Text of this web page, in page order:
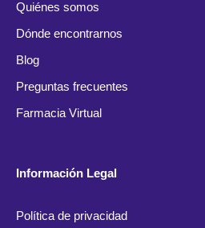
Quiénes somos
Dónde encontrarnos
Blog
Preguntas frecuentes
Farmacia Virtual
Información Legal
Política de privacidad